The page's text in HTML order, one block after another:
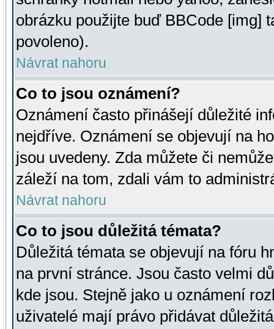
obrázku použijte buď BBCode [img]
povoleno).
Návrat nahoru
Co to jsou oznámení?
Oznámení často přinášejí důležité
nejdříve. Oznámení se objevují na
jsou uvedeny. Zda můžete či
záleží na tom, zdali vám to
Návrat nahoru
Co to jsou důležitá témata?
Důležitá témata se objevují na fóru
na první stránce. Jsou často velmi
kde jsou. Stejně jako u oznámení
uživatelé mají právo přidávat